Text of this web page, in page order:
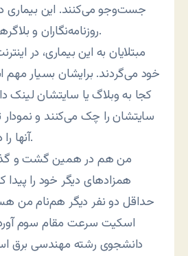
جست‌وجو می‌کنند. این بیماری
روزنامه‌نگاران و بلاگرها شیوع بیشتری دارد.
مبتلایان به این بیماری، در
خود می‌گردند. برایشان بسیار
کجا به وبلاگ یا سایتشان لینک
سایتشان را چک می‌کنند و نمودار
آنها را دچار اضطراب می‌کند.
من هم در همین گشت و
همزاد‌های دیگر خود را
حداقل دو نفر دیگر هم‌نام من
اسکیت سرعت مقام سوم
دانشجوی رشته مهندسی برق